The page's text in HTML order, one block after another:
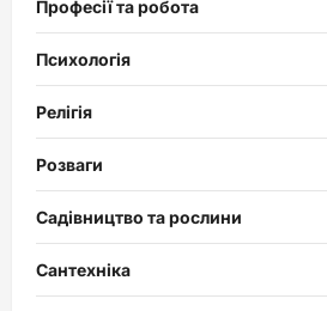
Професії та робота
Психологія
Релігія
Розваги
Садівництво та рослини
Сантехніка